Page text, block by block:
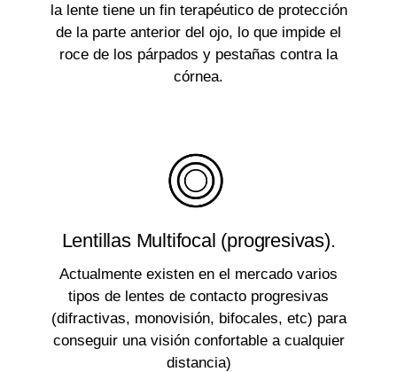
la lente tiene un fin terapéutico de protección
de la parte anterior del ojo, lo que impide el
roce de los párpados y pestañas contra la
córnea.
Lentillas Multifocal (progresivas).
Actualmente existen en el mercado varios
tipos de lentes de contacto progresivas
(difractivas, monovisión, bifocales, etc) para
conseguir una visión confortable a cualquier
distancia)